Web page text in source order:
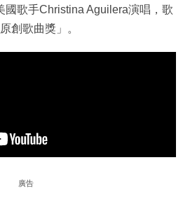
國歌手Christina Aguilera演唱，歌
創歌曲獎」。
廣告